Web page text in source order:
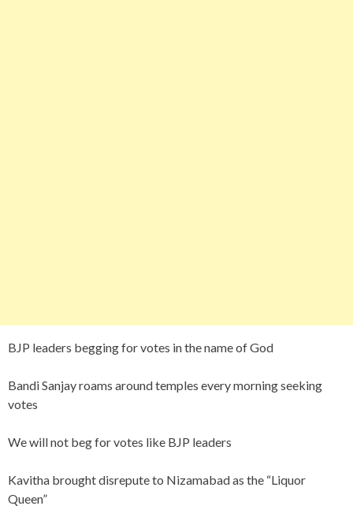
BJP leaders begging for votes in the name of God
Bandi Sanjay roams around temples every morning seeking
votes
We will not beg for votes like BJP leaders
Kavitha brought disrepute to Nizamabad as the “Liquor
Queen”